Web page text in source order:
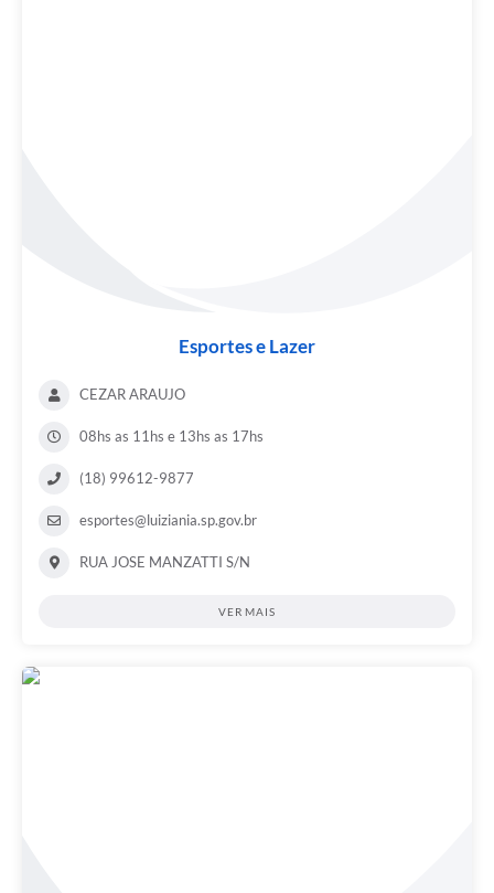
Esportes e Lazer
CEZAR ARAUJO
08hs as 11hs e 13hs as 17hs
(18) 99612-9877
esportes@luiziania.sp.gov.br
RUA JOSE MANZATTI S/N
VER MAIS